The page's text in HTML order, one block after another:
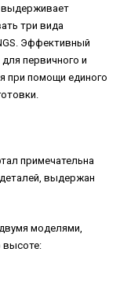
выдерживает
три вида
Эффективный
первичного и
при помощи единого
примечательна
выдержан
моделями,
высоте: